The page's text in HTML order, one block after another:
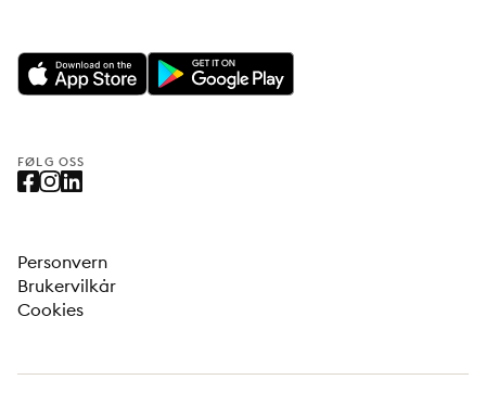
FØLG OSS
Personvern
Brukervilkår
Cookies